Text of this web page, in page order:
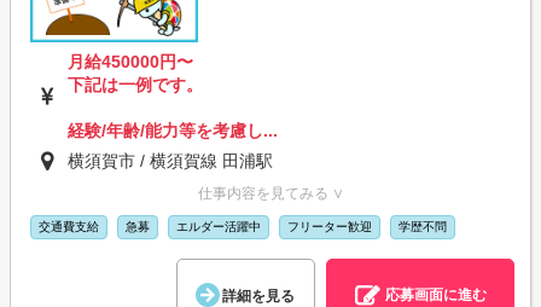
月給450000円〜
下記は一例です。
経験/年齢/能力等を考慮し...
横須賀市 / 横須賀線 田浦駅
仕事内容を見てみる ∨
交通費支給 急募 エルダー活躍中 フリーター歓迎 学歴不問
詳細を見る 応募画面に進む